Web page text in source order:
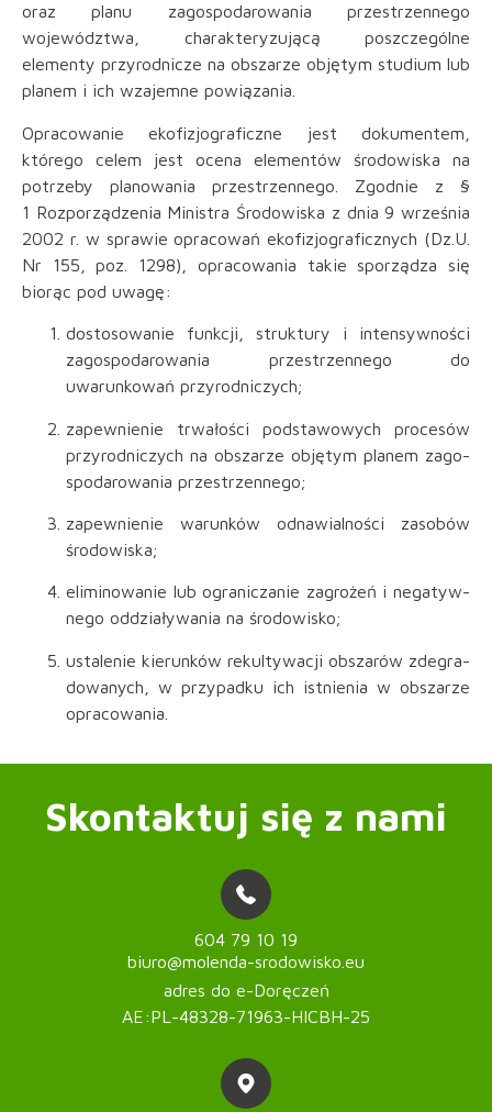
oraz planu zagospodarowania przestrzennego
województwa, charakteryzującą poszczególne
elementy przyrodnicze na obszarze objętym studium lub
planem i ich wzajemne powiązania.
Opracowanie ekofizjograficzne jest dokumentem,
którego celem jest ocena elementów środowiska na
potrzeby planowania przestrzennego. Zgodnie z §
1 Rozporządzenia Ministra Środowiska z dnia 9 września
2002 r. w sprawie opracowań ekofizjograficznych (Dz.U.
Nr 155, poz. 1298), opracowania takie sporządza się
biorąc pod uwagę:
dostosowanie funkcji, struktury i intensywności
za­gospodarowania przestrzennego do
uwarunkowań przyrodniczych;
zapewnienie trwałości podstawowych procesów
przyrodniczych na obszarze objętym planem zago­
spodarowania przestrzennego;
zapewnienie warunków odnawialności zasobów
środowiska;
eliminowanie lub ograniczanie zagrożeń i negatyw­
nego oddziaływania na środowisko;
ustalenie kierunków rekultywacji obszarów zdegra­
dowanych, w przypadku ich istnienia w obszarze
opracowania.
Skontaktuj się z nami
604 79 10 19
biuro@molenda-srodowisko.eu
adres do e-Doręczeń
AE:PL-48328-71963-HICBH-25